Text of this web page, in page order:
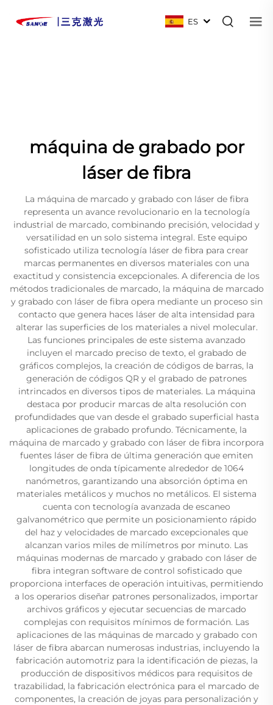
ES
máquina de grabado por
láser de fibra
La máquina de marcado y grabado con láser de fibra
representa un avance revolucionario en la tecnología
industrial de marcado, combinando precisión, velocidad y
versatilidad en un solo sistema integral. Este equipo
sofisticado utiliza tecnología láser de fibra para crear
marcas permanentes en diversos materiales con una
exactitud y consistencia excepcionales. A diferencia de los
métodos tradicionales de marcado, la máquina de marcado
y grabado con láser de fibra opera mediante un proceso sin
contacto que genera haces láser de alta intensidad para
alterar las superficies de los materiales a nivel molecular.
Las funciones principales de este sistema avanzado
incluyen el marcado preciso de texto, el grabado de
gráficos complejos, la creación de códigos de barras, la
generación de códigos QR y el grabado de patrones
intrincados en diversos tipos de materiales. La máquina
destaca por producir marcas de alta resolución con
profundidades que van desde el grabado superficial hasta
aplicaciones de grabado profundo. Técnicamente, la
máquina de marcado y grabado con láser de fibra incorpora
fuentes láser de fibra de última generación que emiten
longitudes de onda típicamente alrededor de 1064
nanómetros, garantizando una absorción óptima en
materiales metálicos y muchos no metálicos. El sistema
cuenta con tecnología avanzada de escaneo
galvanométrico que permite un posicionamiento rápido
del haz y velocidades de marcado excepcionales que
alcanzan varios miles de milímetros por minuto. Las
máquinas modernas de marcado y grabado con láser de
fibra integran software de control sofisticado que
proporciona interfaces de operación intuitivas, permitiendo
a los operarios diseñar patrones personalizados, importar
archivos gráficos y ejecutar secuencias de marcado
complejas con requisitos mínimos de formación. Las
aplicaciones de las máquinas de marcado y grabado con
láser de fibra abarcan numerosas industrias, incluyendo la
fabricación automotriz para la identificación de piezas, la
producción de dispositivos médicos para requisitos de
trazabilidad, la fabricación electrónica para el marcado de
componentes, la creación de joyas para personalización y